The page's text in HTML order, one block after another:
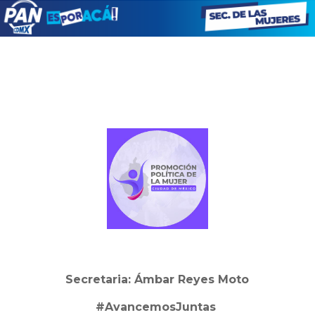
Secretaria: Ámbar Reyes Moto
#AvancemosJuntas